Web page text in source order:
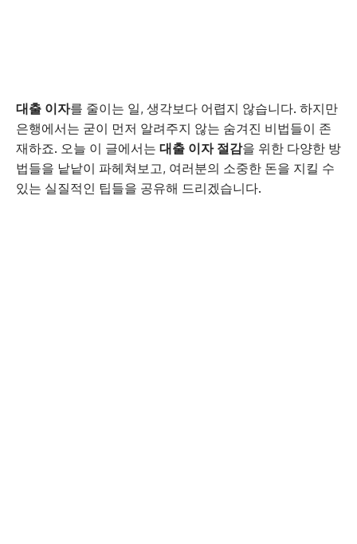
대출 이자를 줄이는 일, 생각보다 어렵지 않습니다. 하지만
은행에서는 굳이 먼저 알려주지 않는 숨겨진 비법들이 존
재하죠. 오늘 이 글에서는 대출 이자 절감을 위한 다양한 방
법들을 낱낱이 파헤쳐보고, 여러분의 소중한 돈을 지킬 수
있는 실질적인 팁들을 공유해 드리겠습니다.